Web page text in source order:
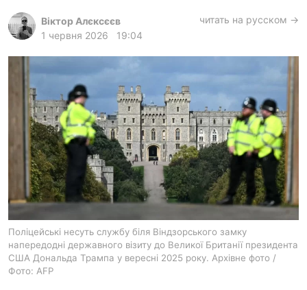
лонгріди
gambling
ua ru en
Віктор Алєксєєв
1 червня 2026
19:04
читать на русском →
Поліцейські несуть службу біля Віндзорського замку
напередодні державного візиту до Великої Британії президента
США Дональда Трампа у вересні 2025 року. Архівне фото /
Фото: AFP